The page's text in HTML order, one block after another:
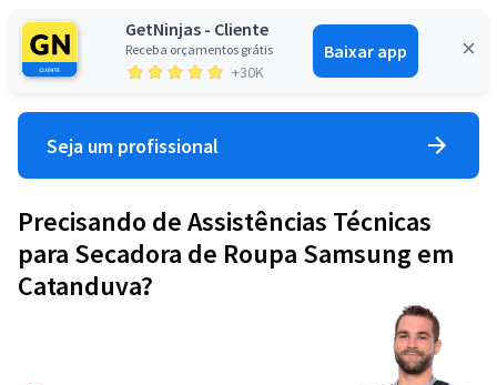
GetNinjas - Cliente
Receba orçamentos grátis
+30K
Baixar app
Entrar
Seja um profissional
Precisando de Assistências Técnicas
para Secadora de Roupa Samsung em
Catanduva?